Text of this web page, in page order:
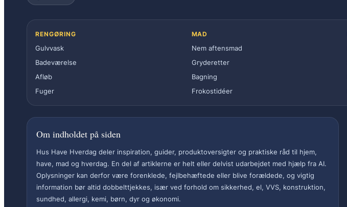
RENGØRING
Gulvvask
Badeværelse
Afløb
Fuger
MAD
Nem aftensmad
Gryderetter
Bagning
Frokostidéer
Om indholdet på siden
Hus Have Hverdag deler inspiration, guider, produktoversigter og praktiske råd til hjem,
have, mad og hverdag. En del af artiklerne er helt eller delvist udarbejdet med hjælp fra AI.
Oplysninger kan derfor være forenklede, fejlbehæftede eller blive forældede, og vigtig
information bør altid dobbelttjekkes, især ved forhold om sikkerhed, el, VVS, konstruktion,
sundhed, allergi, kemi, børn, dyr og økonomi.